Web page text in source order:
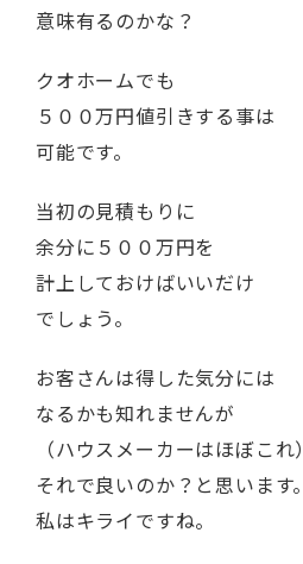
意味有るのかな？
クオホームでも
５００万円値引きする事は
可能です。
当初の見積もりに
余分に５００万円を
計上しておけばいいだけ
でしょう。
お客さんは得した気分には
なるかも知れませんが
（ハウスメーカーはほぼこれ）
それで良いのか？と思います。
私はキライですね。